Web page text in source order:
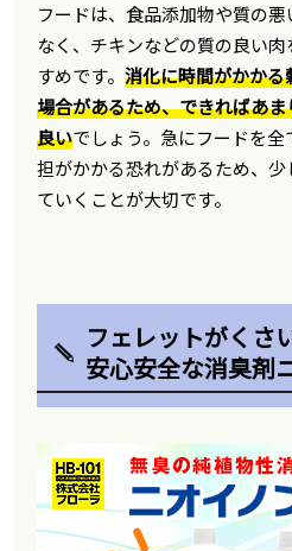
フードは、食品添加物や質の
なく、チキンなどの質の良い
すめです。消化に時間がかか
場合があるため、できればあ
良いでしょう。急にフードを
担がかかる恐れがあるため、
ていくことが大切です。
フェレットがくさ
安心安全な消臭剤